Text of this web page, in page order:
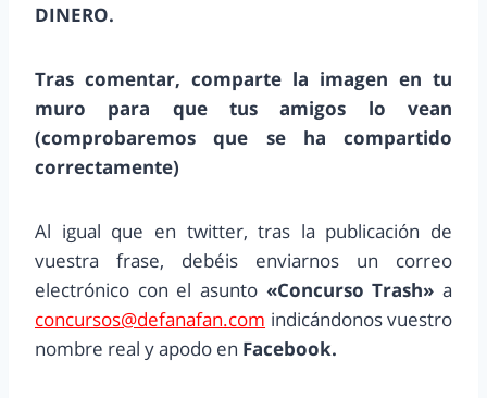
DINERO.
Tras comentar, comparte la imagen en tu
muro para que tus amigos lo vean
(comprobaremos que se ha compartido
correctamente)
Al igual que en twitter, tras la publicación de
vuestra frase, debéis enviarnos un correo
electrónico con el asunto «Concurso Trash» a
concursos@defanafan.com indicándonos vuestro
nombre real y apodo en Facebook.